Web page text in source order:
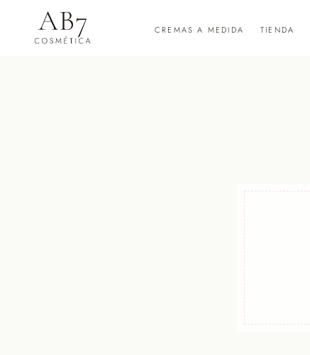
CREMAS A MEDIDA TIENDA